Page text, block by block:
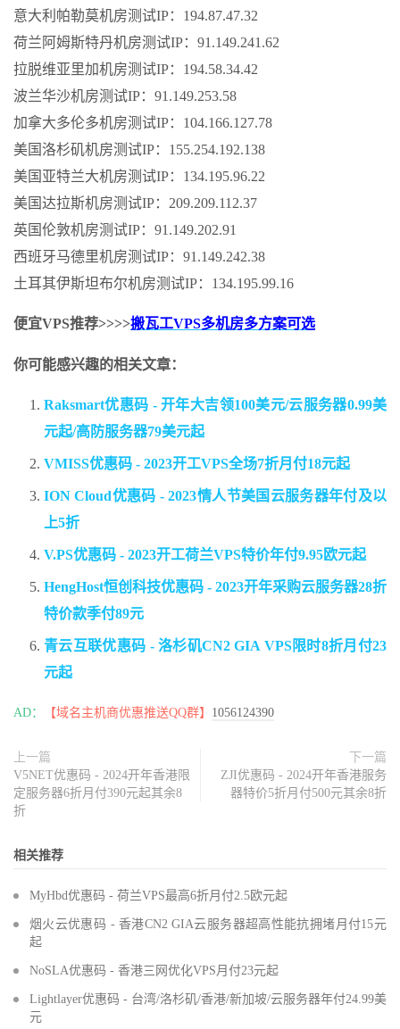
意大利帕勒莫机房测试IP：194.87.47.32
荷兰阿姆斯特丹机房测试IP：91.149.241.62
拉脱维亚里加机房测试IP：194.58.34.42
波兰华沙机房测试IP：91.149.253.58
加拿大多伦多机房测试IP：104.166.127.78
美国洛杉矶机房测试IP：155.254.192.138
美国亚特兰大机房测试IP：134.195.96.22
美国达拉斯机房测试IP：209.209.112.37
英国伦敦机房测试IP：91.149.202.91
西班牙马德里机房测试IP：91.149.242.38
土耳其伊斯坦布尔机房测试IP：134.195.99.16
便宜VPS推荐>>>>搬瓦工VPS多机房多方案可选
你可能感兴趣的相关文章：
Raksmart优惠码 - 开年大吉领100美元/云服务器0.99美
元起/高防服务器79美元起
VMISS优惠码 - 2023开工VPS全场7折月付18元起
ION Cloud优惠码 - 2023情人节美国云服务器年付及以
上5折
V.PS优惠码 - 2023开工荷兰VPS特价年付9.95欧元起
HengHost恒创科技优惠码 - 2023开年采购云服务器28折
特价款季付89元
青云互联优惠码 - 洛杉矶CN2 GIA VPS限时8折月付23
元起
AD： 【域名主机商优惠推送QQ群】 1056124390
上一篇
V5NET优惠码 - 2024开年香港限
定服务器6折月付390元起其余8
折
下一篇
ZJI优惠码 - 2024开年香港服务
器特价5折月付500元其余8折
相关推荐
MyHbd优惠码 - 荷兰VPS最高6折月付2.5欧元起
烟火云优惠码 - 香港CN2 GIA云服务器超高性能抗拥堵月付15元
起
NoSLA优惠码 - 香港三网优化VPS月付23元起
Lightlayer优惠码 - 台湾/洛杉矶/香港/新加坡/云服务器年付24.99美
元